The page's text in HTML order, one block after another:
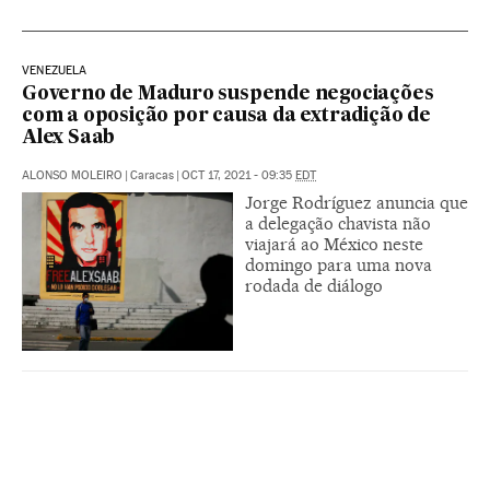
VENEZUELA
Governo de Maduro suspende negociações
com a oposição por causa da extradição de
Alex Saab
ALONSO MOLEIRO Caracas OCT 17, 2021 - 09:35 EDT
Jorge Rodríguez anuncia que
a delegação chavista não
viajará ao México neste
domingo para uma nova
rodada de diálogo